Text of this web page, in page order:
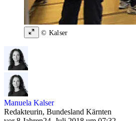
© Kalser
Manuela Kalser
Redakteurin, Bundesland Kärnten